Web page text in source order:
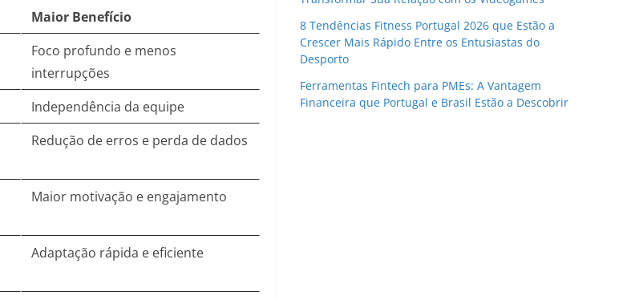
Maior Benefício
Foco profundo e menos
interrupções
Independência da equipe
Redução de erros e perda de dados
Maior motivação e engajamento
Adaptação rápida e eficiente
8 Tendências Fitness Portugal 2026 que Estão a
Crescer Mais Rápido Entre os Entusiastas do
Desporto
Ferramentas Fintech para PMEs: A Vantagem
Financeira que Portugal e Brasil Estão a Descobrir